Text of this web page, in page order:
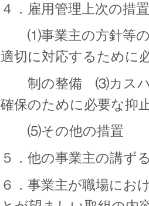
４．雇用管理上次の措置
⑴事業主の方針等の
適切に対応するために
制の整備 ⑶カスハ
確保のために必要な
⑸その他の措置
５．他の事業主の講ず
６．事業主が職場にお